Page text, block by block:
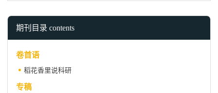
期刊目录 contents
卷首语
稻花香里说科研
专稿